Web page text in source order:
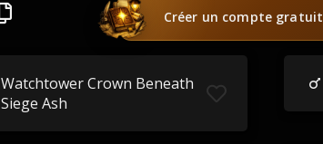
Créer un compte gratuit
Watchtower Crown Beneath
Siege Ash